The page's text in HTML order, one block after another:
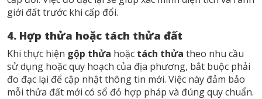
giới đất trước khi cấp đổi.
4. Hợp thửa hoặc tách thửa đất
Khi thực hiện gộp thửa hoặc tách thửa theo nhu cầu
sử dụng hoặc quy hoạch của địa phương, bắt buộc phải
đo đạc lại để cập nhật thông tin mới. Việc này đảm bảo
mỗi thửa đất mới có sổ đỏ hợp pháp và đúng quy chuẩn.